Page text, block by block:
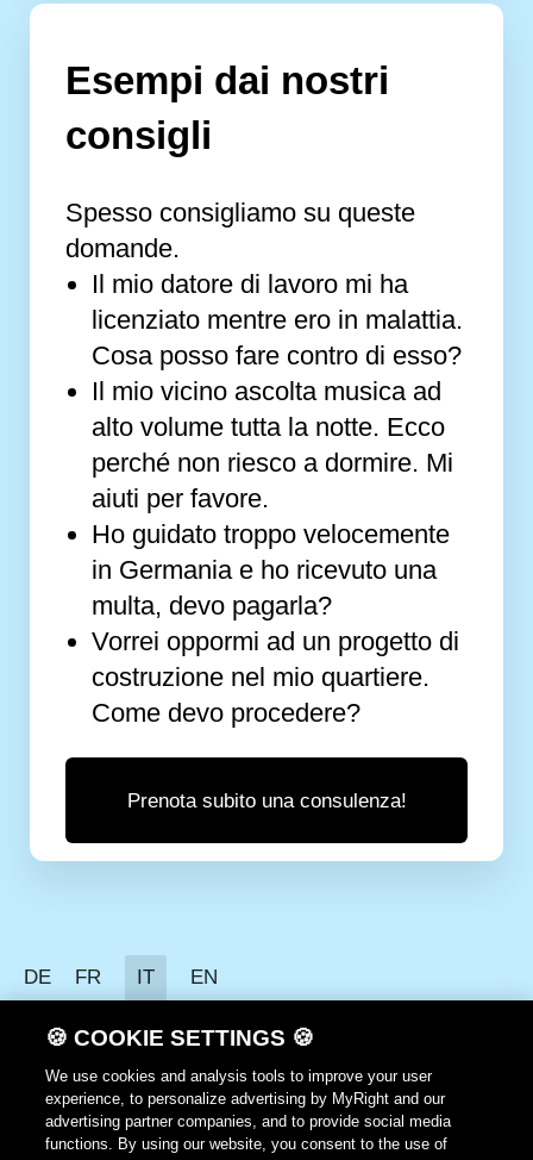
Esempi dai nostri
consigli
Spesso consigliamo su queste
domande.
Il mio datore di lavoro mi ha
licenziato mentre ero in malattia.
Cosa posso fare contro di esso?
Il mio vicino ascolta musica ad
alto volume tutta la notte. Ecco
perché non riesco a dormire. Mi
aiuti per favore.
Ho guidato troppo velocemente
in Germania e ho ricevuto una
multa, devo pagarla?
Vorrei oppormi ad un progetto di
costruzione nel mio quartiere.
Come devo procedere?
Prenota subito una consulenza!
DE FR IT
EN
Protezione dei dati
Avvertenze per l'utilizzazione
CG
🍪 COOKIE SETTINGS 🍪
We use cookies and analysis tools to improve your user
experience, to personalize advertising by MyRight and our
advertising partner companies, and to provide social media
functions. By using our website, you consent to the use of